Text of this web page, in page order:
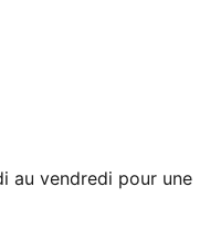
durabilité. Profite
appui.
et d’amorti, en
de performance
au vendredi pour une